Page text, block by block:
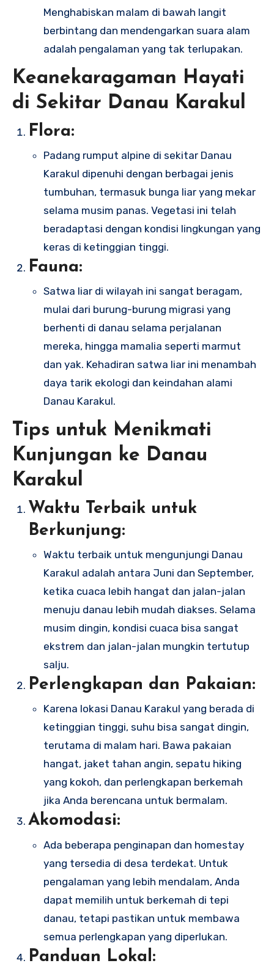
Menghabiskan malam di bawah langit
berbintang dan mendengarkan suara alam
adalah pengalaman yang tak terlupakan.
Keanekaragaman Hayati
di Sekitar Danau Karakul
Flora:
Padang rumput alpine di sekitar Danau
Karakul dipenuhi dengan berbagai jenis
tumbuhan, termasuk bunga liar yang mekar
selama musim panas. Vegetasi ini telah
beradaptasi dengan kondisi lingkungan yang
keras di ketinggian tinggi.
Fauna:
Satwa liar di wilayah ini sangat beragam,
mulai dari burung-burung migrasi yang
berhenti di danau selama perjalanan
mereka, hingga mamalia seperti marmut
dan yak. Kehadiran satwa liar ini menambah
daya tarik ekologi dan keindahan alami
Danau Karakul.
Tips untuk Menikmati
Kunjungan ke Danau
Karakul
Waktu Terbaik untuk
Berkunjung:
Waktu terbaik untuk mengunjungi Danau
Karakul adalah antara Juni dan September,
ketika cuaca lebih hangat dan jalan-jalan
menuju danau lebih mudah diakses. Selama
musim dingin, kondisi cuaca bisa sangat
ekstrem dan jalan-jalan mungkin tertutup
salju.
Perlengkapan dan Pakaian:
Karena lokasi Danau Karakul yang berada di
ketinggian tinggi, suhu bisa sangat dingin,
terutama di malam hari. Bawa pakaian
hangat, jaket tahan angin, sepatu hiking
yang kokoh, dan perlengkapan berkemah
jika Anda berencana untuk bermalam.
Akomodasi:
Ada beberapa penginapan dan homestay
yang tersedia di desa terdekat. Untuk
pengalaman yang lebih mendalam, Anda
dapat memilih untuk berkemah di tepi
danau, tetapi pastikan untuk membawa
semua perlengkapan yang diperlukan.
Panduan Lokal: